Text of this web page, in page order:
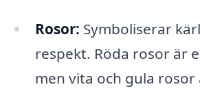
Rosor: Symboliserar
respekt. Röda rosor är
men vita och gula rosor